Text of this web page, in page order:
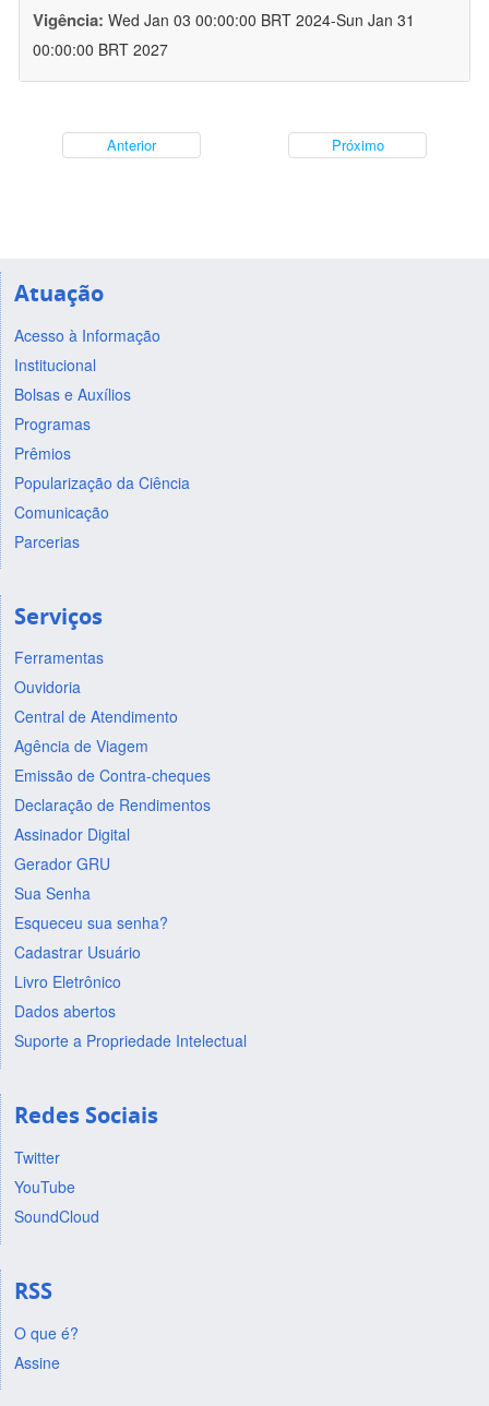
Vigência: Wed Jan 03 00:00:00 BRT 2024-Sun Jan 31
00:00:00 BRT 2027
Anterior Próximo
Atuação
Acesso à Informação
Institucional
Bolsas e Auxílios
Programas
Prêmios
Popularização da Ciência
Comunicação
Parcerias
Serviços
Ferramentas
Ouvidoria
Central de Atendimento
Agência de Viagem
Emissão de Contra-cheques
Declaração de Rendimentos
Assinador Digital
Gerador GRU
Sua Senha
Esqueceu sua senha?
Cadastrar Usuário
Livro Eletrônico
Dados abertos
Suporte a Propriedade Intelectual
Redes Sociais
Twitter
YouTube
SoundCloud
RSS
O que é?
Assine